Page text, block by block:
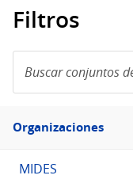
Filtros
conjuntos
de
Filtro
Organizaciones
MIDES